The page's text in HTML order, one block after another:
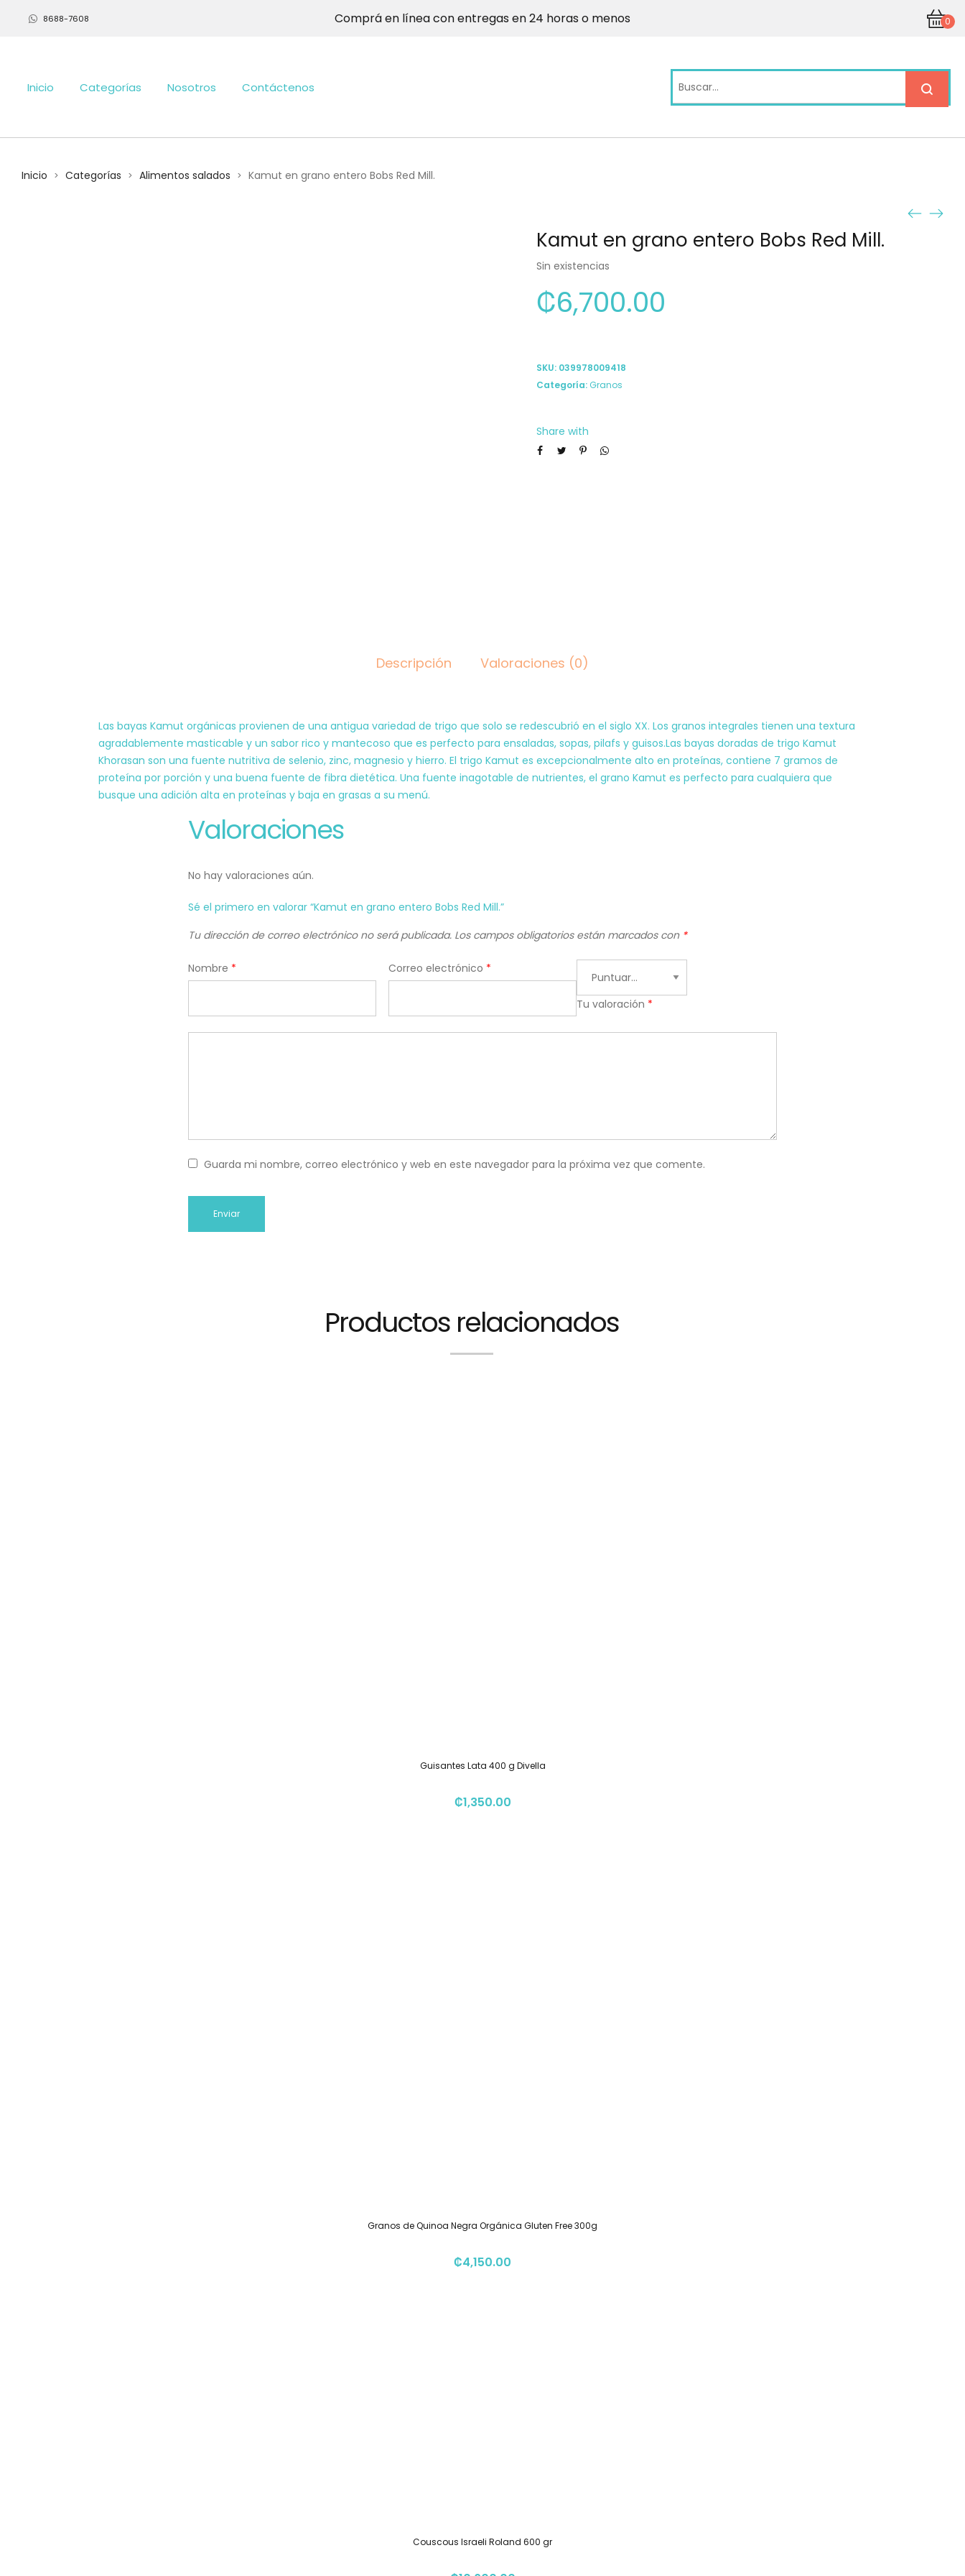
8688-7608 Comprá en línea con entregas en 24 horas o menos 0
Inicio Categorías Nosotros Contáctenos
Inicio > Categorías > Alimentos salados > Kamut en grano entero Bobs Red Mill.
Kamut en grano entero Bobs Red Mill.
Sin existencias
₡6,700.00
SKU: 039978009418
Categoría: Granos
Share with
Descripción Valoraciones (0)
Las bayas Kamut orgánicas provienen de una antigua variedad de trigo que solo se redescubrió en el siglo XX. Los granos integrales tienen una textura
agradablemente masticable y un sabor rico y mantecoso que es perfecto para ensaladas, sopas, pilafs y guisos.Las bayas doradas de trigo Kamut
Khorasan son una fuente nutritiva de selenio, zinc, magnesio y hierro. El trigo Kamut es excepcionalmente alto en proteínas, contiene 7 gramos de
proteína por porción y una buena fuente de fibra dietética. Una fuente inagotable de nutrientes, el grano Kamut es perfecto para cualquiera que
busque una adición alta en proteínas y baja en grasas a su menú.
Valoraciones
No hay valoraciones aún.
Sé el primero en valorar “Kamut en grano entero Bobs Red Mill.”
Tu dirección de correo electrónico no será publicada. Los campos obligatorios están marcados con *
Nombre * Correo electrónico *
Tu valoración *
Guarda mi nombre, correo electrónico y web en este navegador para la próxima vez que comente.
Productos relacionados
Guisantes Lata 400 g Divella
₡1,350.00
Granos de Quinoa Negra Orgánica Gluten Free 300g
₡4,150.00
Couscous Israeli Roland 600 gr